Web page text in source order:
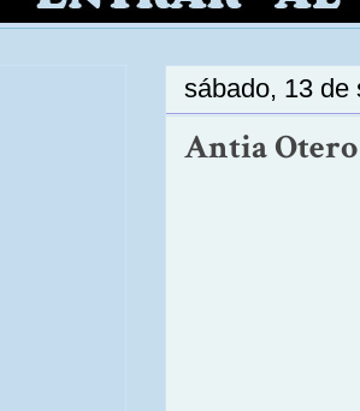
sábado, 13 de
Antia